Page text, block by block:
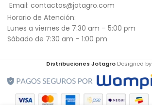
Email: contactos@jotagro.com
Horario de Atención:
Lunes a viernes de 7:30 am – 5:00 pm
Sábado de 7:30 am – 1:00 pm
Distribuciones Jotagro Designed by